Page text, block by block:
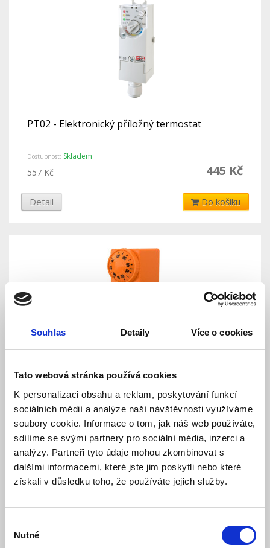
Souhlas Detaily Více o cookies
Tato webová stránka používá cookies
K personalizaci obsahu a reklam, poskytování funkcí
sociálních médií a analýze naší návštěvnosti využíváme
soubory cookie. Informace o tom, jak náš web používáte,
sdílíme se svými partnery pro sociální média, inzerci a
analýzy. Partneři tyto údaje mohou zkombinovat s
dalšími informacemi, které jste jim poskytli nebo které
získali v důsledku toho, že používáte jejich služby.
souhlasu
Nutné
PT02 - Elektronický příložný termostat
Dostupnost: Skladem
445 Kč
557 Kč
Detail Do košíku
PT03 - Bimetalový příložný termostat
252 Kč
315 Kč
Detail Do košíku